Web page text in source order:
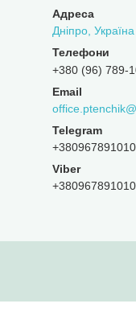
Дніпро, Україна
+380 (96) 789-
+380967891010
Viber
+380967891010